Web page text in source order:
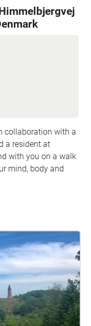
collaboration with a
a resident at
with you on a walk
mind, body and